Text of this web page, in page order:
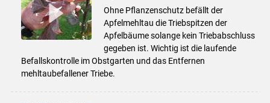
Ohne Pflanzenschutz befällt der
Apfelmehltau die Triebspitzen der
Apfelbäume solange kein Triebabschluss
gegeben ist. Wichtig ist die laufende
Befallskontrolle im Obstgarten und das Entfernen
mehltaubefallener Triebe.